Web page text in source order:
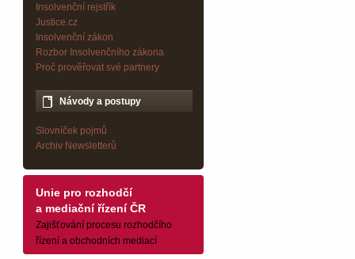
Insolvenční rejstřík
Justice.cz
Insolvenční zákon
Rozbor Insolvenčního zákona
Proč prověřovat své partnery
Návody a postupy
Slovníček pojmů
Archiv Newsletterů
Unie pro rozhodčí
a mediační řízení ČR
Zajišťování procesu rozhodčího
řízení a obchodních mediací